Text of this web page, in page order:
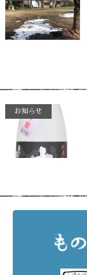
お知らせ